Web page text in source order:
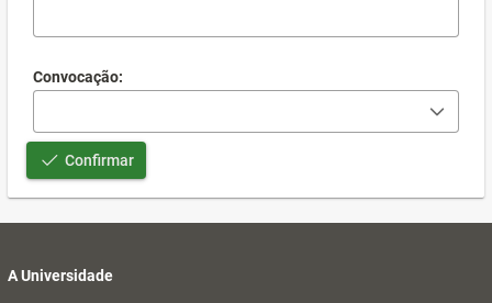
Convocação:
Confirmar
A Universidade